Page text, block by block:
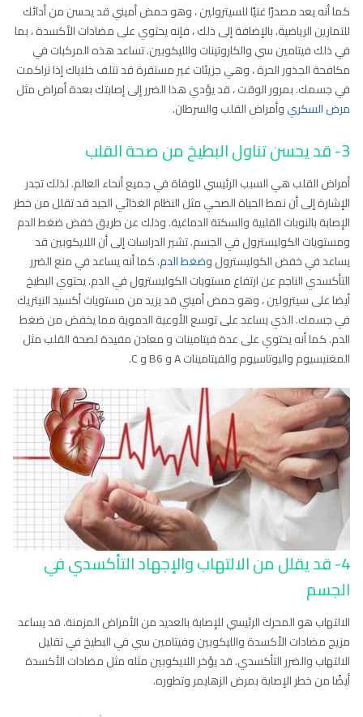
كما أنه يعد مصدرًا غنيًا للسيترولين ، وهو حمض أميني قد يحسن من أدائك
للتمارين الرياضية. بالإضافة إلى ذلك ، فإنه يحتوي على مضادات الأكسدة ، بما
في ذلك فيتامين سي والكاروتينات والليكوبين. تساعد هذه المركبات في
مكافحة الجذور الحرة ، وهي جزيئات غير مستقرة قد تتلف خلاياك إذا تراكمت
في جسمك. بمرور الوقت ، قد يؤدي هذا الضرر إلى إصابتك بعدة أمراض مثل
مرض السكريوأمراض القلب والسرطان.
3- قد يحسن تناول البطيخ من صحة القلب
أمراض القلب هي السبب الرئيسي للوفاة في جميع أنحاء العالم. لذلك تجدر
الإشارة إلى أن نمط الحياة الصحي مثل النظام الغذائي الجيد قد تقلل من خطر
الإصابة بالنوبات القلبية والسكتة الدماغية. وذلك عن طريق خفض ضغط الدم
ومستويات الكوليسترول في الجسم. تشير الدراسات إلى أن اللايكوبين قد
يساعد في خفض الكوليسترول وضغط الدم. كما أنه يساعد في منع الضرر
التأكسدي الناجم عن ارتفاع مستويات الكوليسترول في الدم. يحتوي البطيخ
أيضا على سيترولين ، وهو حمض أميني قد يزيد من مستويات أكسيد النيتريك
في جسمك. الذي يساعد على توسع الأوعية الدموية مما يخفض من ضغط
الدم. كما أنه يحتوي على عدة فيتامينات و معادن مفيدة لصحة القلب مثل
المغنيسيوم والبوتاسيوم والفيتامينات A و B6 و C.
4- قد يقلل من الالتهاب والإجهاد التأكسدي في
الجسم
الالتهاب هو المحرك الرئيسي للإصابة بالعديد من الأمراض المزمنة. قد يساعد
مزيج مضادات الأكسدة والليكوبين وفيتامين سي في البطيخ في تقليل
الالتهاب والضرر التأكسدي. قد يؤخر اللايكوبين مثله مثل مضادات الأكسدة
أيضًا من خطر الإصابة بمرض الزهايمر وتطوره.